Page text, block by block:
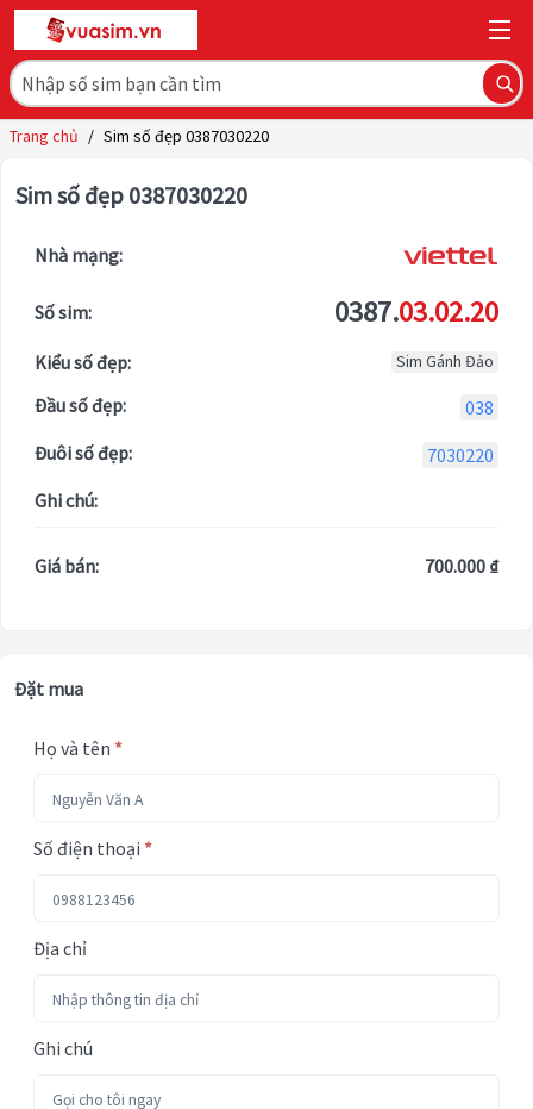
Trang chủ / Sim số đẹp 0387030220
Sim số đẹp 0387030220
Nhà mạng:
Số sim: 0387.03.02.20
Kiểu số đẹp: Sim Gánh Đảo
Đầu số đẹp:
038
Đuôi số đẹp:
7030220
Ghi chú:
Giá bán: 700.000 ₫
Đặt mua
Họ và tên *
Số điện thoại *
Địa chỉ
Ghi chú